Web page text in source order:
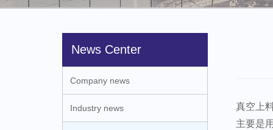
News Center
Company news
Industry news
真空上
主要是